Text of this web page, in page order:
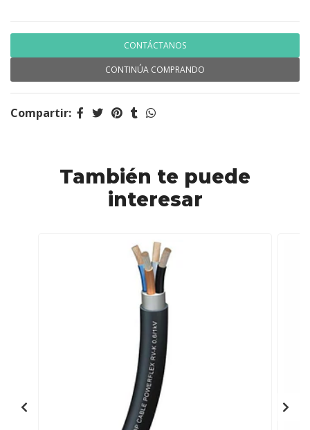
CONTÁCTANOS
CONTINÚA COMPRANDO
Compartir:
También te puede
interesar